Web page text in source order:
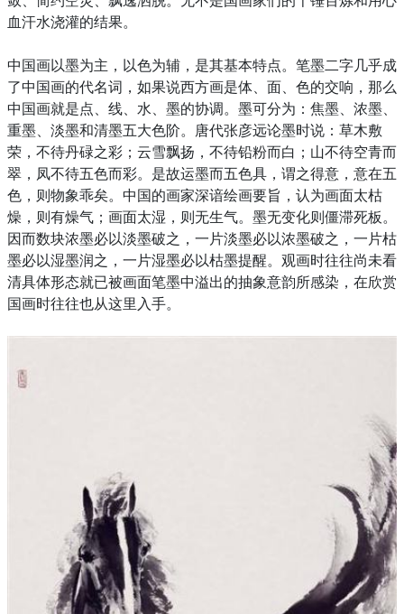
血汗水浇灌的结果。
中国画以墨为主，以色为辅，是其基本特点。笔墨二字几乎成
了中国画的代名词，如果说西方画是体、面、色的交响，那么
中国画就是点、线、水、墨的协调。墨可分为：焦墨、浓墨、
重墨、淡墨和清墨五大色阶。唐代张彦远论墨时说：草木敷
荣，不待丹碌之彩；云雪飘扬，不待铅粉而白；山不待空青而
翠，凤不待五色而彩。是故运墨而五色具，谓之得意，意在五
色，则物象乖矣。中国的画家深谙绘画要旨，认为画面太枯
燥，则有燥气；画面太湿，则无生气。墨无变化则僵滞死板。
因而数块浓墨必以淡墨破之，一片淡墨必以浓墨破之，一片枯
墨必以湿墨润之，一片湿墨必以枯墨提醒。观画时往往尚未看
清具体形态就已被画面笔墨中溢出的抽象意韵所感染，在欣赏
国画时往往也从这里入手。